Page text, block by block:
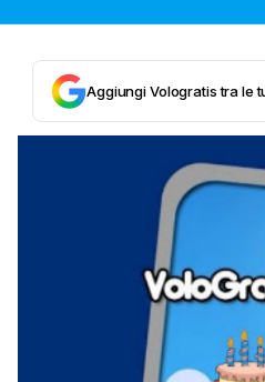
Aggiungi Vologratis tra le